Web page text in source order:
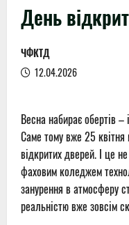
День
ЧФКТД
12.04.2026
Весна набирає обертів
Саме тому вже 25
відкритих дверей. І це
фаховим коледжем
занурення в атмосферу
реальністю вже зовсім